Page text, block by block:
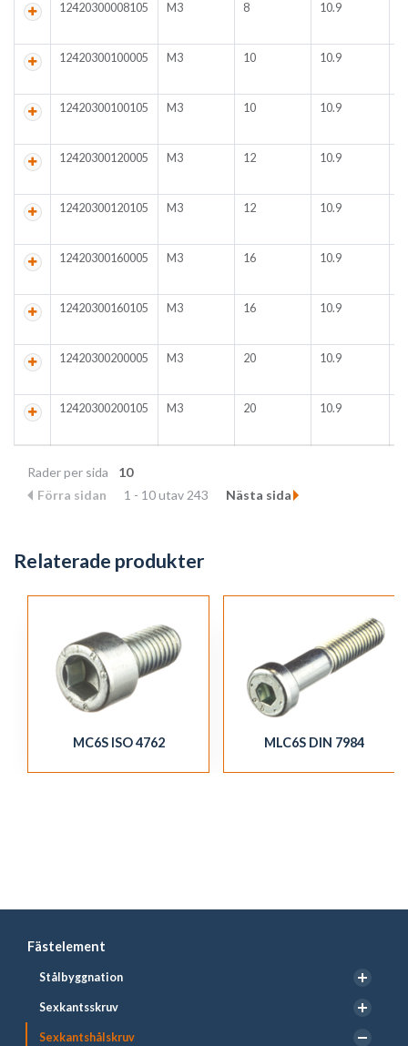
Fästelement
Stålbyggnation
Sexkantsskruv
Sexkantshålskruv
12420300008105 M3 8 10.9
12420300100005 M3 10 10.9
12420300100105 M3 10 10.9
12420300120005 M3 12 10.9
12420300120105 M3 12 10.9
12420300160005 M3 16 10.9
12420300160105 M3 16 10.9
12420300200005 M3 20 10.9
12420300200105 M3 20 10.9
Rader per sida
10
Förra sidan
1 - 10 utav 243 Nästa sida
Relaterade produkter
MC6S ISO 4762 MLC6S DIN 7984